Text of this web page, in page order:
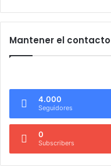
Mantener el contacto
4.000
Seguidores
0
Subscribers